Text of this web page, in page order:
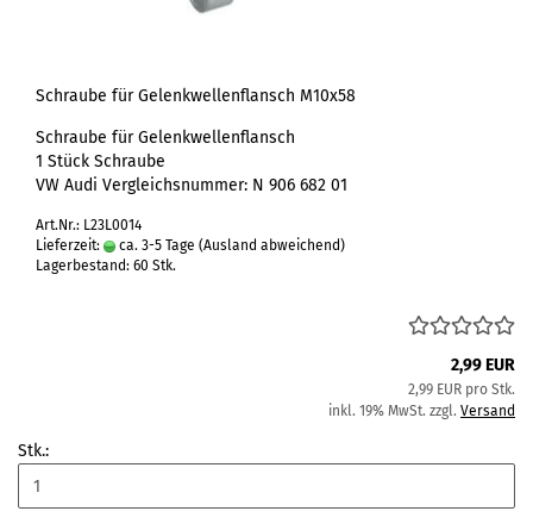
Schraube für Gelenkwellenflansch M10x58
Schraube für Gelenkwellenflansch
1 Stück Schraube
VW Audi Vergleichsnummer: N 906 682 01
Art.Nr.: L23L0014
Lieferzeit:
ca. 3-5 Tage (Ausland abweichend)
Lagerbestand: 60 Stk.
2,99 EUR
2,99 EUR pro Stk.
inkl. 19% MwSt. zzgl. Versand
Stk.: